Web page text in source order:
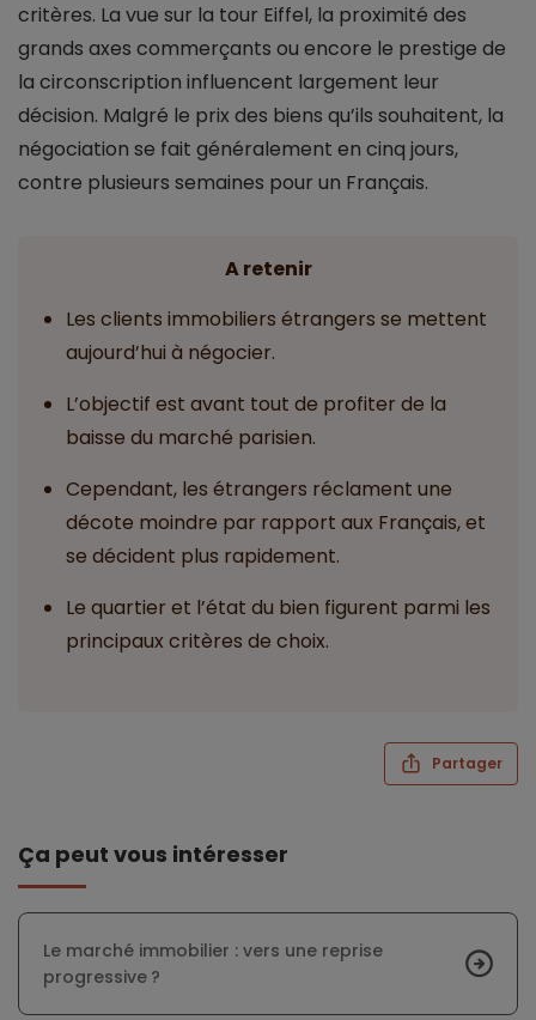
critères. La vue sur la tour Eiffel, la proximité des
grands axes commerçants ou encore le prestige de
la circonscription influencent largement leur
décision. Malgré le prix des biens qu’ils souhaitent, la
négociation se fait généralement en cinq jours,
contre plusieurs semaines pour un Français.
A retenir
Les clients immobiliers étrangers se mettent
aujourd’hui à négocier.
L’objectif est avant tout de profiter de la
baisse du marché parisien.
Cependant, les étrangers réclament une
décote moindre par rapport aux Français, et
se décident plus rapidement.
Le quartier et l’état du bien figurent parmi les
principaux critères de choix.
Partager
Ça peut vous intéresser
Le marché immobilier : vers une reprise
progressive ?